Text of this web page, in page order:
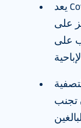
يعد Covenant Eyes واحدًا من أفضل
على
على
تجنب